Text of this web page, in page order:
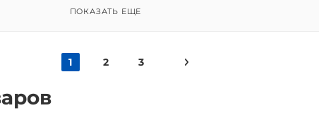
ПОКАЗАТЬ ЕЩЕ
1 2 3